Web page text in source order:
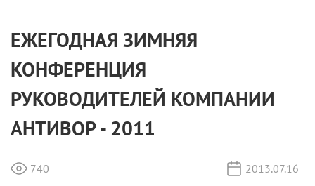
ЕЖЕГОДНАЯ ЗИМНЯЯ
КОНФЕРЕНЦИЯ
РУКОВОДИТЕЛЕЙ КОМПАНИИ
АНТИВОР - 2011
740 2013.07.16